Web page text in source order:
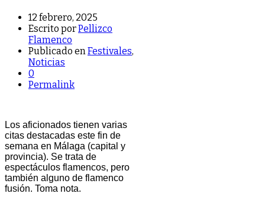
12 febrero, 2025
Escrito porPellizco
Flamenco
Publicado en Festivales,
Noticias
0
Permalink
Los aficionados tienen varias
citas destacadas este fin de
semana en Málaga (capital y
provincia). Se trata de
espectáculos flamencos, pero
también alguno de flamenco
fusión. Toma nota.